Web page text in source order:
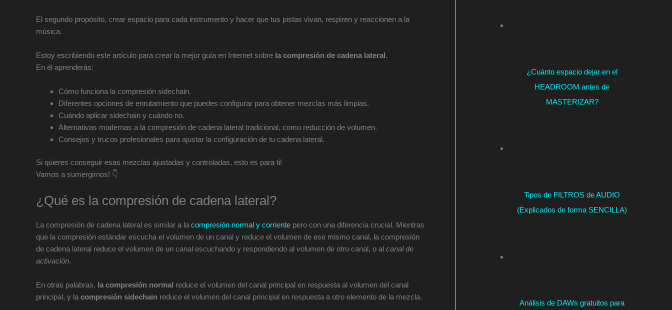
El segundo propósito, crear espacio para cada instrumento y hacer que tus pistas vivan, respiren y reaccionen a la
música.
Estoy escribiendo este artículo para crear la mejor guía en Internet sobre la compresión de cadena lateral.
En él aprenderás:
Cómo funciona la compresión sidechain.
Diferentes opciones de enrutamiento que puedes configurar para obtener mezclas más limpias.
Cuándo aplicar sidechain y cuándo no.
Alternativas modernas a la compresión de cadena lateral tradicional, como reducción de volumen.
Consejos y trucos profesionales para ajustar la configuración de tu cadena lateral.
Si quieres conseguir esas mezclas ajustadas y controladas, esto es para ti!
Vamos a sumergirnos! 👇
¿Qué es la compresión de cadena lateral?
La compresión de cadena lateral es similar a la compresión normal y corriente pero con una diferencia crucial. Mientras
que la compresión estándar escucha el volumen de un canal y reduce el volumen de ese mismo canal, la compresión
de cadena lateral reduce el volumen de un canal escuchando y respondiendo al volumen de otro canal, o al canal de
activación.
En otras palabras, la compresión normal reduce el volumen del canal principal en respuesta al volumen del canal
principal, y la compresión sidechain reduce el volumen del canal principal en respuesta a otro elemento de la mezcla.
¿Cuánto espacio dejar en el
HEADROOM antes de
MASTERIZAR?
Tipos de FILTROS de AUDIO
(Explicados de forma SENCILLA)
Análisis de DAWs gratuitos para